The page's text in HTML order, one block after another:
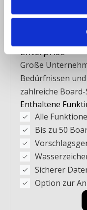
Enterprise
Große
Bedürfnissen
zahlreiche
Enthaltene
Alle
Bis zu 50
Sicherer
Option zur